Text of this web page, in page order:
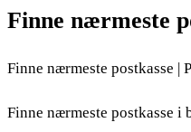
Finne nærmeste
Finne nærmeste postkasse |
Finne nærmeste postkasse